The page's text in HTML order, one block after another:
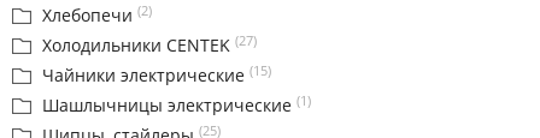
Хлебопечи (2)
Холодильники CENTEK (27)
Чайники электрические (15)
Шашлычницы электрические (1)
(25)